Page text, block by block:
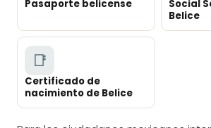
Pasaporte belicense
Social
Belice
📑
Certificado de
nacimiento de Belice